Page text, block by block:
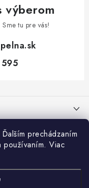
prechádzaním
používaním. Viac
výberom
tu pre vás!
sprchového kúta